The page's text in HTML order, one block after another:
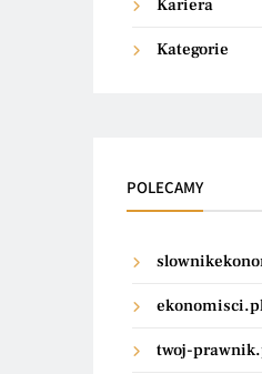
Kariera
Kategorie
POLECAMY
twoj-